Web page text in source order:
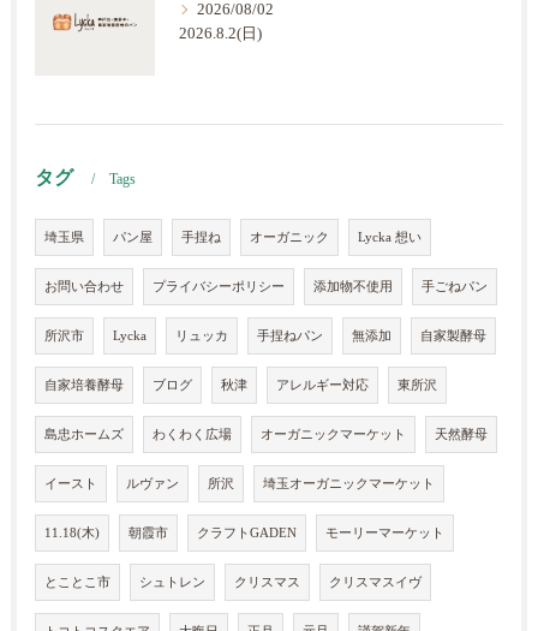
2026/08/02
2026.8.2(日)
タグ Tags
埼玉県 パン屋 手捏ね オーガニック Lycka 想い
お問い合わせ プライバシーポリシー 添加物不使用 手ごねパン
所沢市 Lycka リュッカ 手捏ねパン 無添加 自家製酵母
自家培養酵母 ブログ 秋津 アレルギー対応 東所沢
島忠ホームズ わくわく広場 オーガニックマーケット 天然酵母
イースト ルヴァン 所沢 埼玉オーガニックマーケット
11.18(木) 朝霞市 クラフトGADEN モーリーマーケット
とことこ市 シュトレン クリスマス クリスマスイヴ